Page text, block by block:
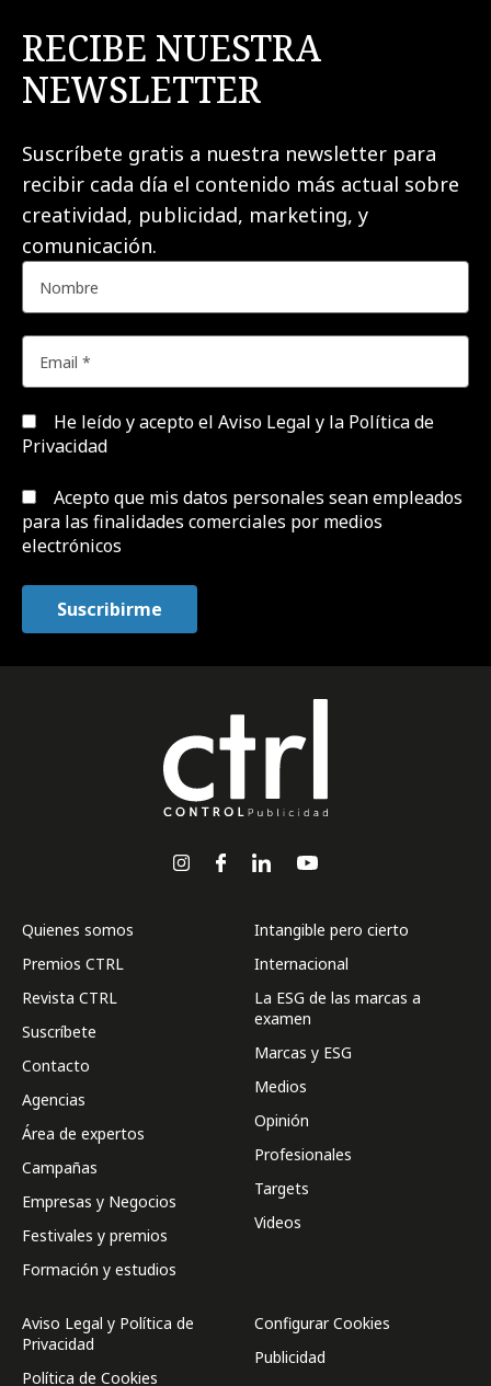
RECIBE NUESTRA
NEWSLETTER
Suscríbete gratis a nuestra newsletter para
recibir cada día el contenido más actual sobre
creatividad, publicidad, marketing, y
comunicación.
He leído y acepto el Aviso Legal y la Política de
Privacidad
Acepto que mis datos personales sean empleados
para las finalidades comerciales por medios
electrónicos
Quienes somos
Premios CTRL
Revista CTRL
Suscríbete
Contacto
Agencias
Área de expertos
Campañas
Empresas y Negocios
Festivales y premios
Formación y estudios
Intangible pero cierto
Internacional
La ESG de las marcas a
examen
Marcas y ESG
Medios
Opinión
Profesionales
Targets
Videos
Aviso Legal y Política de
Privacidad
Política de Cookies
Configurar Cookies
Publicidad